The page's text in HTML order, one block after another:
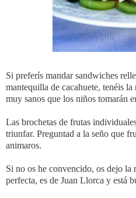
Si preferís mandar sandwiches
mantequilla de cacahuete, tenéis la
muy sanos que los niños tomarán
Las brochetas de frutas
triunfar. Preguntad a la seño que
animaros.
Si no os he convencido, os dejo
perfecta, es de Juan Llorca y está